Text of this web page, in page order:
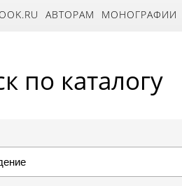
АВТОРАМ МОНОГРАФИИ
по каталогу